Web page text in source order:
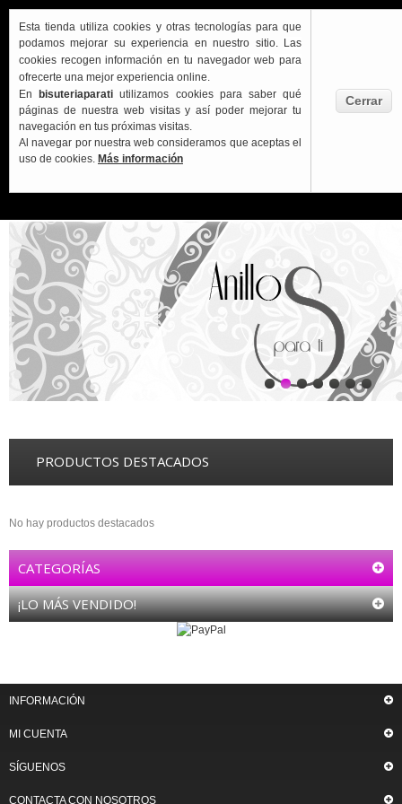
Carrito:
Anillos para ti
PRODUCTOS DESTACADOS
No hay productos destacados
CATEGORÍAS
¡LO MÁS VENDIDO!
INFORMACIÓN
MI CUENTA
SÍGUENOS
CONTACTA CON NOSOTROS
Esta tienda utiliza cookies y otras tecnologías para que
podamos mejorar su experiencia en nuestro sitio. Las
cookies recogen información en tu navegador web para
ofrecerte una mejor experiencia online.
En
bisuteriaparati utilizamos cookies para saber qué
páginas de nuestra web visitas y así poder mejorar tu
navegación en tus próximas visitas.
Al navegar por nuestra web consideramos que aceptas el
uso de cookies. Más información
Cerrar